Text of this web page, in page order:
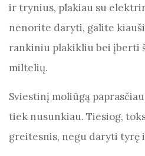
ir trynius, plakiau su
nenorite daryti, galite
rankiniu plakikliu bei įberti
miltelių.
Sviestinį moliūgą
tiek nusunkiau. Tiesiog,
greitesnis, negu daryti tyrę